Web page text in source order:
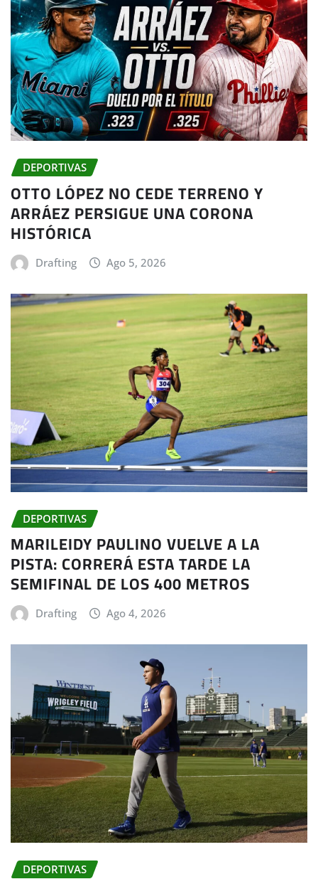
DEPORTIVAS
OTTO LÓPEZ NO CEDE TERRENO Y
ARRÁEZ PERSIGUE UNA CORONA
HISTÓRICA
Drafting Ago 5, 2026
DEPORTIVAS
MARILEIDY PAULINO VUELVE A LA
PISTA: CORRERÁ ESTA TARDE LA
SEMIFINAL DE LOS 400 METROS
Drafting Ago 4, 2026
DEPORTIVAS